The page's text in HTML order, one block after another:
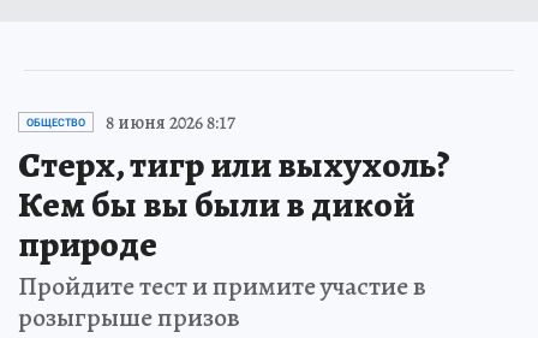
ОБЩЕСТВО 8 июня 2026 8:17
Стерх, тигр или выхухоль?
Кем бы вы были в дикой
природе
Пройдите тест и примите участие в
розыгрыше призов